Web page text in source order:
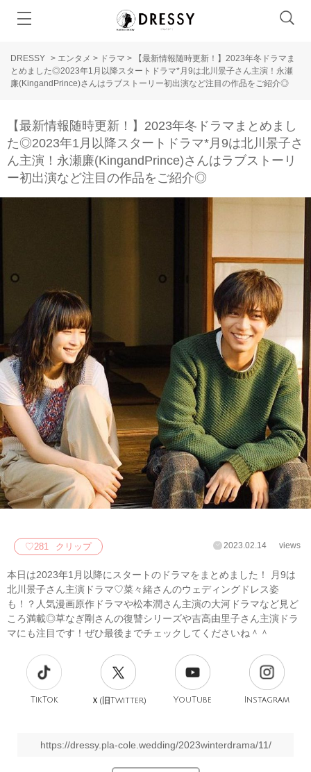
DRESSY > エンタメ > ドラマ >
【最新情報随時更新！】2023年冬ドラマま
とめました◎2023年1月以降スタートドラマ*月9は北川景子さん主演！永瀬
廉(KingandPrince)さんはラブストーリー初出演など注目の作品をご紹介◎
【最新情報随時更新！】2023年冬ドラマまとめまし
た◎2023年1月以降スタートドラマ*月9は北川景子さ
ん主演！永瀬廉(KingandPrince)さんはラブストーリ
ー初出演など注目の作品をご紹介◎
♡281 クリップ 2023.02.14 views
本日は2023年1月以降にスタートのドラマをまとめました！ 月9は
北川景子さん主演ドラマ♡菜々緒さんのウェディングドレス姿
も！？人気漫画原作ドラマや松本潤さん主演の大河ドラマなど見ど
ころ満載◎草なぎ剛さんの復讐シリーズや吉高由里子さん主演ドラ
マにも注目です！ぜひ最後までチェックしてくださいね＾＾
TikTok Ｘ(旧Twitter) YouTube Instagram
https://dressy.pla-cole.wedding/2023winterdrama/11/